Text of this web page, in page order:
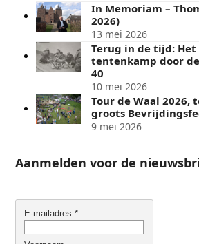
In Memoriam –
2026)
13 mei 2026
Terug in de tijd: Het
tentenkamp door
40
10 mei 2026
Tour de Waal 2026,
groots
9 mei 2026
Aanmelden voor de